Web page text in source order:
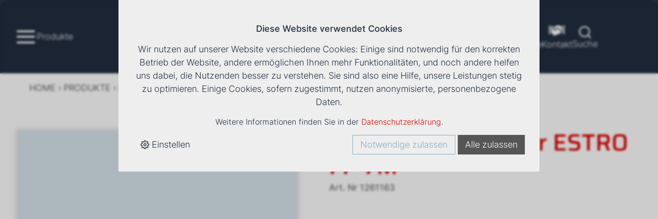
Produkte
ToolsUnternehmen KarriereKontaktSuche
HOME › PRODUKTE › KÄLTE/KLIMA › FANCOILS › VENTILATORKONVEKTOR ESTRO FP 7M
Ventilatorkonvektor ESTRO
FP 7M
Art. Nr 1261163
Diese Website verwendet Cookies
Wir nutzen auf unserer Website verschiedene Cookies: Einige sind notwendig für den korrekten
Betrieb der Website, andere ermöglichen Ihnen mehr Funktionalitäten, und noch andere helfen
uns dabei, die Nutzenden besser zu verstehen. Sie sind also eine Hilfe, unsere Leistungen stetig
zu optimieren. Einige Cookies, sofern zugestimmt, nutzen anonymisierte, personenbezogene
Daten.
Weitere Informationen finden Sie in der Datenschutzerklärung.
Einstellen Notwendige zulassen Alle zulassen